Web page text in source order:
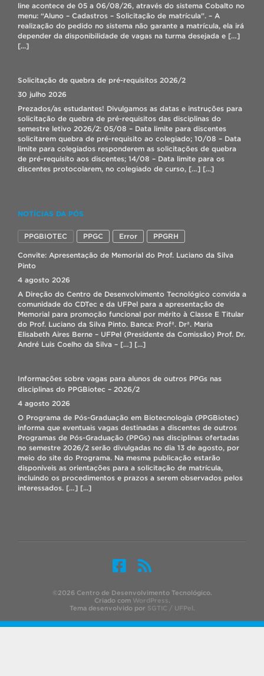
line acontece de 05 a 06/08/26, através do sistema Cobalto no
menu: “Aluno – Cadastros – Solicitação de matrícula”. – A
realização do pedido no sistema não garante a matrícula, ela irá
depender da disponibilidade de vagas na turma desejada e […]
[...]
Solicitação de quebra de pré-requisitos 2026/2
30 julho 2026
Prezados/as estudantes! Divulgamos as datas e instruções para
solicitação de quebra de pré-requisitos das disciplinas do
semestre letivo 2026/2: 05/08 – Data limite para discentes
solicitarem quebra de pré-requisito ao colegiado; 10/08 – Data
limite para colegiados responderem as solicitações de quebra
de pré-requisito aos discentes; 14/08 – Data limite para os
discentes protocolarem, no colegiado de curso, […] [...]
23 julho 2026
Os alunos do primeiro semestre do Curso de Graduação em
Biotecnologia do CDTec da UFPel, entregaram no dia 22 de
julho os “Modelos de Estudo 3D de Biologia Celular aplicada à
Biotecnologia”. A atividade foi proposta como uma avaliação
conteúdo da disciplina de forma […]
Seleção bolsista IT – Lab. Biopolímeros
Prezados(as)! Lembramos que o período para solicitação de
correção de matrícula on-line acontece de 08 a 09/08/2026,
através do Cobalto no menu: “Aluno – Cadastros – Correção de
matricula”. Durante o período de correção, o aluno poderá fazer
ajustes na matrícula (inclusão e/ou exclusão de disciplinas),
porém a efetivação da matrícula dependerá da existência de […]
NOTÍCIAS DA PÓS
PPGBIOTEC PPGC Error PPGRH
Convite: Apresentação de Memorial do Prof. Luciano da Silva
Pinto
4 agosto 2026
A Direção do Centro de Desenvolvimento Tecnológico convida a
comunidade do CDTec e da UFPel para a apresentação de
Memorial para promoção funcional por mérito à Classe E Titular
do Prof. Luciano da Silva Pinto. Banca: Profª. Drª. Maria
Elisabeth Aires Berne – UFPel (Presidente da Comissão) Prof. Dr.
André Luis Coelho da Silva – […] [...]
Informações sobre vagas para alunos de outros PPGs nas
disciplinas do PPGBiotec – 2026/2
4 agosto 2026
O Programa de Pós-Graduação em Biotecnologia (PPGBiotec)
informa que eventuais vagas destinadas a discentes de outros
Programas de Pós-Graduação (PPGs) nas disciplinas ofertadas
no semestre 2026/2 serão divulgadas no dia 13 de agosto, por
meio do site do Programa. Na mesma publicação estarão
disponíveis as orientações para a solicitação de matrícula,
incluindo os procedimentos e prazos a serem observados pelos
interessados. […] [...]
especialista em melhoramento genético e
biotecnologia de arroz, está participando de uma
das Nações Unidas (ONU) no Panamá, realizada
entre os dias 2 e 8 de agosto. Legenda: Prof. Antônio Costa de
Oliveira com o Vice-Ministro do Ministerio de Desarrollo Agrario
do Panamá (MIDA), durante missão pela Organização das […]
©2026 Centro de Desenvolvimento Tecnológico.
Criado com WordPress.
Tema desenvolvido por SGTIC / UFPel.